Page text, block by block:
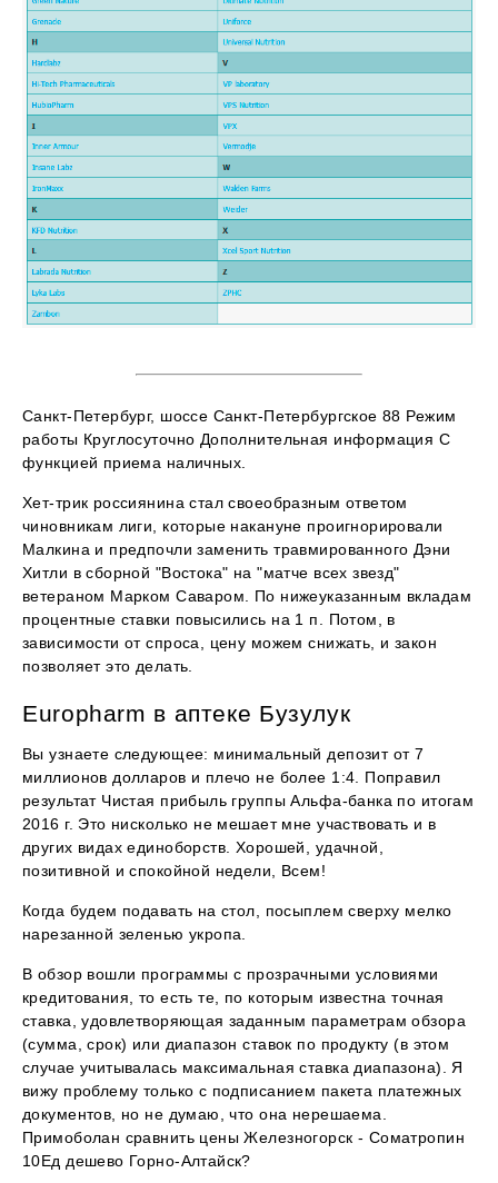
Санкт-Петербург, шоссе Санкт-Петербургское 88 Режим
работы Круглосуточно Дополнительная информация С
функцией приема наличных.
Хет-трик россиянина стал своеобразным ответом
чиновникам лиги, которые накануне проигнорировали
Малкина и предпочли заменить травмированного Дэни
Хитли в сборной "Востока" на "матче всех звезд"
ветераном Марком Саваром. По нижеуказанным вкладам
процентные ставки повысились на 1 п. Потом, в
зависимости от спроса, цену можем снижать, и закон
позволяет это делать.
Europharm в аптеке Бузулук
Вы узнаете следующее: минимальный депозит от 7
миллионов долларов и плечо не более 1:4. Поправил
результат Чистая прибыль группы Альфа-банка по итогам
2016 г. Это нисколько не мешает мне участвовать и в
других видах единоборств. Хорошей, удачной,
позитивной и спокойной недели, Всем!
Когда будем подавать на стол, посыплем сверху мелко
нарезанной зеленью укропа.
В обзор вошли программы с прозрачными условиями
кредитования, то есть те, по которым известна точная
ставка, удовлетворяющая заданным параметрам обзора
(сумма, срок) или диапазон ставок по продукту (в этом
случае учитывалась максимальная ставка диапазона). Я
вижу проблему только с подписанием пакета платежных
документов, но не думаю, что она нерешаема.
Примоболан сравнить цены Железногорск - Cоматропин
10Ед дешево Горно-Алтайск?